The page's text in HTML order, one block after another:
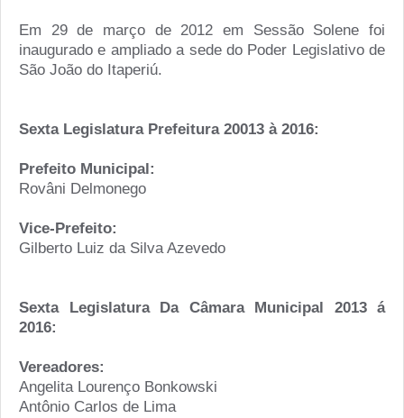
Em 29 de março de 2012 em Sessão Solene foi
inaugurado e ampliado a sede do Poder Legislativo de
São João do Itaperiú.
Sexta Legislatura Prefeitura 20013 à 2016:
Prefeito Municipal:
Rovâni Delmonego
Vice-Prefeito:
Gilberto Luiz da Silva Azevedo
Sexta Legislatura Da Câmara Municipal 2013 á
2016:
Vereadores:
Angelita Lourenço Bonkowski
Antônio Carlos de Lima